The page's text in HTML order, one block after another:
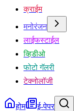
क्राईम
मनोरंजन
लाईफस्टाईल
व्हिडीओ
फोटो गॅलरी
टेक्नोलॉजी
होम ई-पेपर